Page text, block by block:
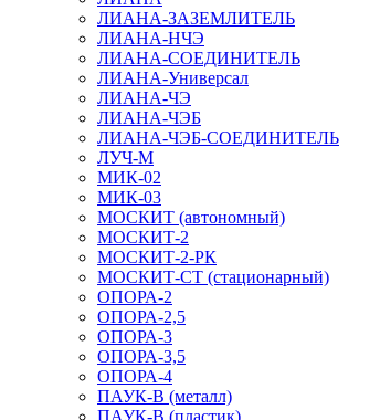
ЛИАНА-ЗАЗЕМЛИТЕЛЬ
ЛИАНА-НЧЭ
ЛИАНА-СОЕДИНИТЕЛЬ
ЛИАНА-Универсал
ЛИАНА-ЧЭ
ЛИАНА-ЧЭБ
ЛИАНА-ЧЭБ-СОЕДИНИТЕЛЬ
ЛУЧ-М
МИК-02
МИК-03
МОСКИТ (автономный)
МОСКИТ-2
МОСКИТ-2-РК
МОСКИТ-СТ (стационарный)
ОПОРА-2
ОПОРА-2,5
ОПОРА-3
ОПОРА-3,5
ОПОРА-4
ПАУК-В (металл)
ПАУК-В (пластик)